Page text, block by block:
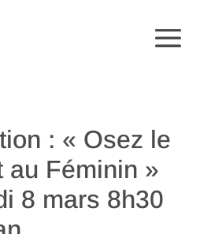
: « Osez le
au Féminin »
8 mars 8h30